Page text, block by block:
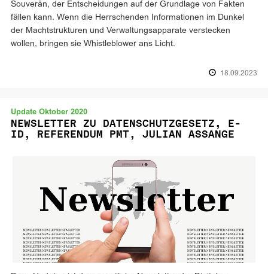
Souverän, der Entscheidungen auf der Grundlage von Fakten
fällen kann. Wenn die Herrschenden Informationen im Dunkel
der Machtstrukturen und Verwaltungsapparate verstecken
wollen, bringen sie Whistleblower ans Licht.
18.09.2023
Update Oktober 2020
NEWSLETTER ZU DATENSCHUTZGESETZ, E-
ID, REFERENDUM PMT, JULIAN ASSANGE